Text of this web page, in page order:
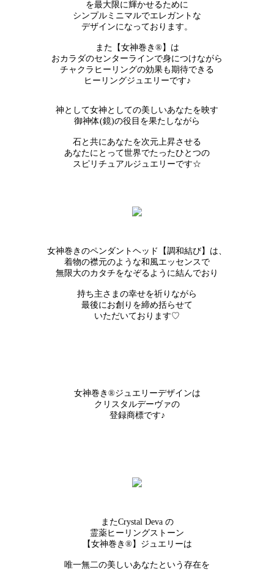
を最大限に輝かせるために
シンプルミニマルでエレガントな
デザインになっております。
また【女神巻き®】は
おカラダのセンターラインで身につけながら
チャクラヒーリングの効果も期待できる
ヒーリングジュエリーです♪
神として女神としての美しいあなたを映す
御神体(鏡)の役目を果たしながら
石と共にあなたを次元上昇させる
あなたにとって世界でたったひとつの
スピリチュアルジュエリーです☆
女神巻きのペンダントヘッド【調和結び】は、
着物の襟元のような和風エッセンスで
無限大のカタチをなぞるように結んでおり
持ち主さまの幸せを祈りながら
最後にお創りを締め括らせて
いただいております♡
女神巻き®ジュエリーデザインは
クリスタルデーヴァの
登録商標です♪
またCrystal Deva の
霊薬ヒーリングストーン
【女神巻き®】ジュエリーは
唯一無二の美しいあなたという存在を